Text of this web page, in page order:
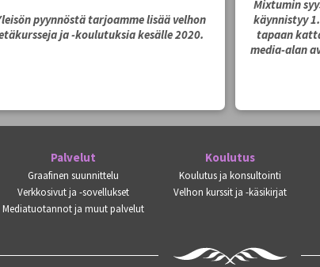
pyynnöstä tarjoamme lisää velhon
ja -koulutuksia kesälle 2020.
Mixtumin
käynnistyy
tapaan
media-alan
Palvelut
Graafinen suunnittelu
Verkkosivut ja -sovellukset
Mediatuotannot ja muut palvelut
Koulutus
Koulutus ja konsultointi
Velhon kurssit ja -käsikirjat